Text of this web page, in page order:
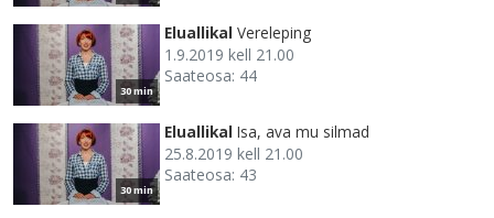
30 min
Eluallikal Vereleping
1.9.2019 kell 21.00
Saateosa: 44
30 min
Eluallikal Isa, ava mu silmad
25.8.2019 kell 21.00
Saateosa: 43